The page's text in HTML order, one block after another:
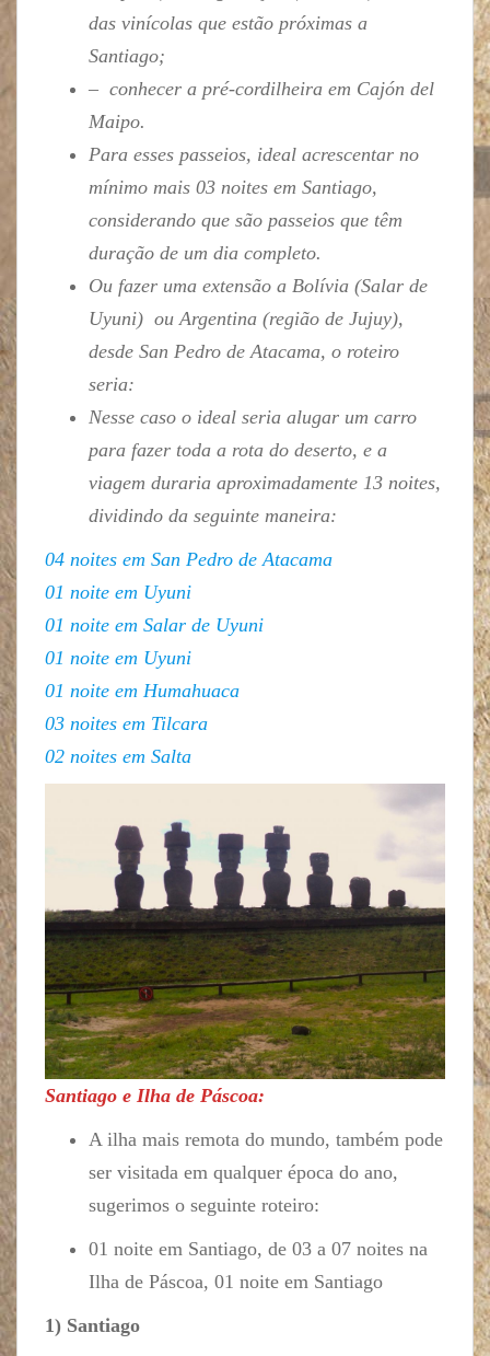
das vinícolas que estão próximas a
Santiago;
– conhecer a pré-cordilheira em Cajón del
Maipo.
Para esses passeios, ideal acrescentar no
mínimo mais 03 noites em Santiago,
considerando que são passeios que têm
duração de um dia completo.
Ou fazer uma extensão a Bolívia (Salar de
Uyuni) ou Argentina (região de Jujuy),
desde San Pedro de Atacama, o roteiro
seria:
Nesse caso o ideal seria alugar um carro
para fazer toda a rota do deserto, e a
viagem duraria aproximadamente 13 noites,
dividindo da seguinte maneira:
04 noites em San Pedro de Atacama
01 noite em Uyuni
01 noite em Salar de Uyuni
01 noite em Uyuni
01 noite em Humahuaca
03 noites em Tilcara
02 noites em Salta
Santiago e Ilha de Páscoa:
A ilha mais remota do mundo, também pode
ser visitada em qualquer época do ano,
sugerimos o seguinte roteiro:
01 noite em Santiago, de 03 a 07 noites na
Ilha de Páscoa, 01 noite em Santiago
1) Santiago